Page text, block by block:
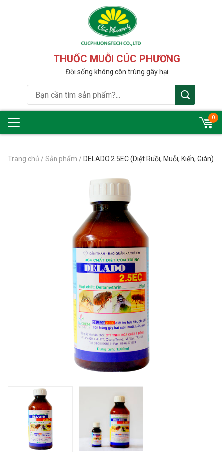
THUỐC MUỖI CÚC PHƯƠNG
Đời sống không côn trùng gây hại
0
Trang chủ / Sản phẩm / DELADO 2.5EC (Diệt Ruồi, Muỗi, Kiến, Gián)